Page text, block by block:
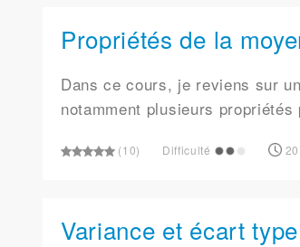
Propriétés de la
Dans ce cours, je reviens sur
notamment plusieurs
(10) Difficulté
Variance et écart type